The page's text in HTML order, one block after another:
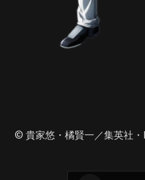
© 貴家悠・橘賢一／集英社